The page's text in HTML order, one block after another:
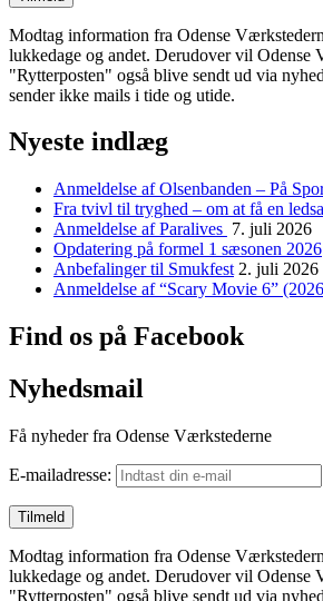
Modtag information fra Odense
lukkedage og andet. Derudover vil Odense
"Rytterposten" også blive sendt ud via
sender ikke mails i tide og utide.
Nyeste indlæg
Anmeldelse af Olsenbanden – På
Fra tvivl til tryghed – om at få en
Anmeldelse af Paralives 7. juli 2026
Opdatering på formel 1 sæsonen 2026
Anbefalinger til Smukfest 2. juli 2026
Anmeldelse af “Scary Movie 6”
Find os på Facebook
Nyhedsmail
Få nyheder fra Odense Værkstederne
E-mailadresse:
Modtag information fra Odense
lukkedage og andet. Derudover vil Odense
"Rytterposten" også blive sendt ud via